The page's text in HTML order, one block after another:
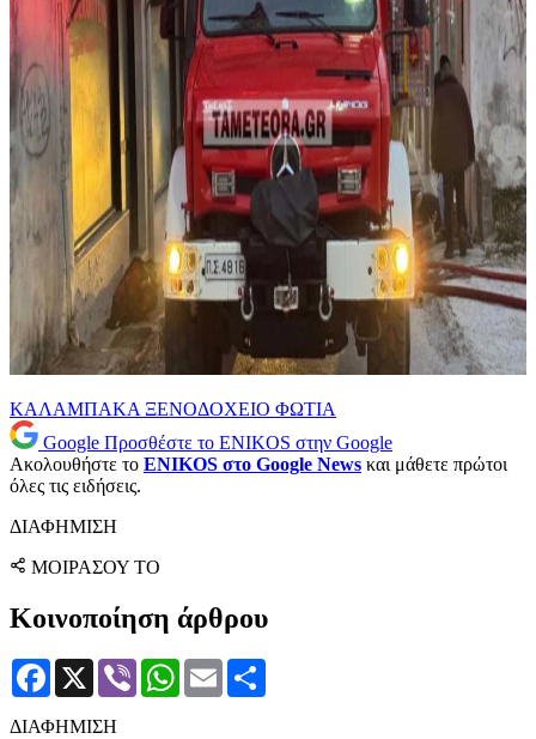
ΚΑΛΑΜΠΑΚΑ ΞΕΝΟΔΟΧΕΙΟ ΦΩΤΙΑ
Google Προσθέστε το ENIKOS στην Google
Ακολουθήστε το ENIKOS στο Google News και μάθετε πρώτοι
όλες τις ειδήσεις.
ΔΙΑΦΗΜΙΣΗ
ΜΟΙΡΑΣΟΥ ΤΟ
Κοινοποίηση άρθρου
Facebook
X Viber WhatsApp
Email
ΔΙΑΦΗΜΙΣΗ